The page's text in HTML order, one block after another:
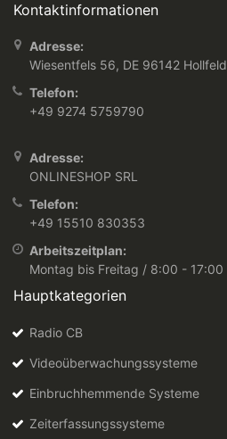
Kontaktinformationen
Adresse:
Wiesentfels 56, DE 96142 Hollfeld
Telefon:
+49 9274 5759790
Adresse:
ONLINESHOP SRL
Telefon:
+49 15510 830353
Arbeitszeitplan:
Montag bis Freitag / 8:00 - 17:00
Hauptkategorien
Radio CB
Videoüberwachungssysteme
Einbruchhemmende Systeme
Zeiterfassungssysteme